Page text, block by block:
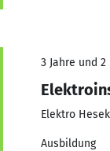
3 Jahre und 2
Elektro
Ausbildung